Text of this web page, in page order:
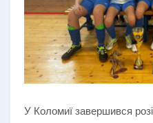
У Коломиї завершився